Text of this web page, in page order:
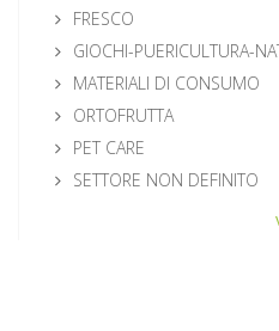
FRESCO
GIOCHI-PUERICULTURA-
MATERIALI DI CONSUMO
ORTOFRUTTA
PET CARE
SETTORE NON DEFINITO